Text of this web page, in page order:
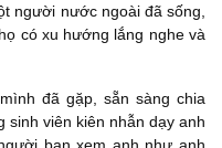
người nước ngoài đã sống,
có xu hướng lắng nghe và
đã gặp, sẵn sàng chia
viên kiên nhẫn dạy anh